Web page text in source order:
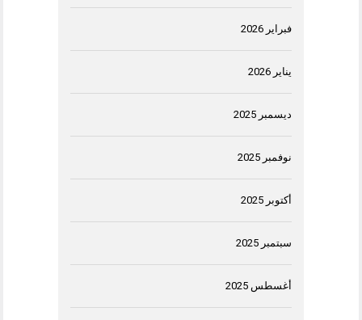
فبراير 2026
يناير 2026
ديسمبر 2025
نوفمبر 2025
أكتوبر 2025
سبتمبر 2025
أغسطس 2025